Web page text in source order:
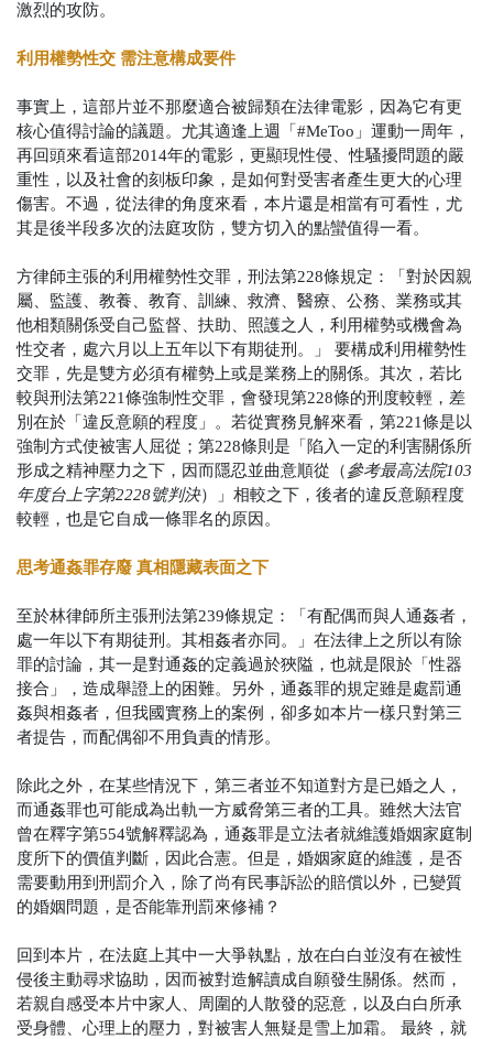
激烈的攻防。
利用權勢性交 需注意構成要件
事實上，這部片並不那麼適合被歸類在法律電影，因為它有更
核心值得討論的議題。尤其適逢上週「#MeToo」運動一周年，
再回頭來看這部2014年的電影，更顯現性侵、性騷擾問題的嚴
重性，以及社會的刻板印象，是如何對受害者產生更大的心理
傷害。不過，從法律的角度來看，本片還是相當有可看性，尤
其是後半段多次的法庭攻防，雙方切入的點蠻值得一看。
方律師主張的利用權勢性交罪，刑法第228條規定：「對於因親
屬、監護、教養、教育、訓練、救濟、醫療、公務、業務或其
他相類關係受自己監督、扶助、照護之人，利用權勢或機會為
性交者，處六月以上五年以下有期徒刑。」
要構成利用權勢性
交罪，先是雙方必須有權勢上或是業務上的關係。其次，若比
較與刑法第221條強制性交罪，會發現第228條的刑度較輕，差
別在於「違反意願的程度」。若從實務見解來看，第221條是以
強制方式使被害人屈從；第228條則是「陷入一定的利害關係所
形成之精神壓力之下，因而隱忍並曲意順從（參考最高法院103
年度台上字第2228號判決）」相較之下，後者的違反意願程度
較輕，也是它自成一條罪名的原因。
思考通姦罪存廢 真相隱藏表面之下
至於林律師所主張刑法第239條規定：「 有配偶而與人通姦者，
處一年以下有期徒刑。其相姦者亦同。
」在法律上之所以有除
罪的討論，其一是對通姦的定義過於狹隘，也就是限於「性器
接合」，造成舉證上的困難。另外，通姦罪的規定雖是處罰通
姦與相姦者，但我國實務上的案例，卻多如本片一樣只對第三
者提告，而配偶卻不用負責的情形。
除此之外，在某些情況下，第三者並不知道對方是已婚之人，
而通姦罪也可能成為出軌一方威脅第三者的工具。雖然大法官
曾在釋字第554號解釋認為，通姦罪是立法者就維護婚姻家庭制
度所下的價值判斷，因此合憲。但是，婚姻家庭的維護，是否
需要動用到刑罰介入，除了尚有民事訴訟的賠償以外，已變質
的婚姻問題，是否能靠刑罰來修補？
回到本片，在法庭上其中一大爭執點，放在白白並沒有在被性
侵後主動尋求協助，因而被對造解讀成自願發生關係。然而，
若親自感受本片中家人、周圍的人散發的惡意，以及白白所承
受身體、心理上的壓力，對被害人無疑是雪上加霜。
最終，就